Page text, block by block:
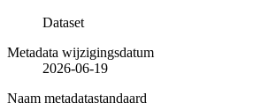
Dataset
Metadata wijzigingsdatum
2026-06-19
Naam metadatastandaard